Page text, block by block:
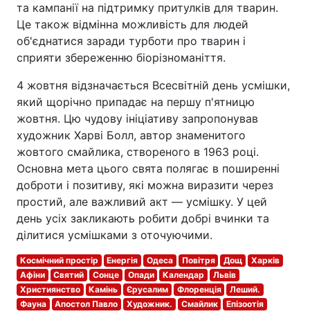
та кампанії на підтримку притулків для тварин.
Це також відмінна можливість для людей
об'єднатися заради турботи про тварин і
сприяти збереженню біорізноманіття.
4 жовтня відзначається Всесвітній день усмішки,
який щорічно припадає на першу п'ятницю
жовтня. Цю чудову ініціативу запропонував
художник Харві Болл, автор знаменитого
жовтого смайлика, створеного в 1963 році.
Основна мета цього свята полягає в поширенні
доброти і позитиву, які можна виразити через
простий, але важливий акт — усмішку. У цей
день усіх закликають робити добрі вчинки та
ділитися усмішками з оточуючими.
Космічний простір Енергія Одеса Повітря Дощ
Харків
Афіни
Святий Сонце Опади Календар
Львів
Християнство
Камінь Єрусалим Флоренція
Леший.
Фауна
Апостол Павло Художник. Смайлик Епізоотія